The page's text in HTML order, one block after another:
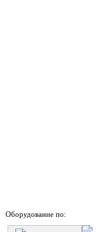
Оборудование по: